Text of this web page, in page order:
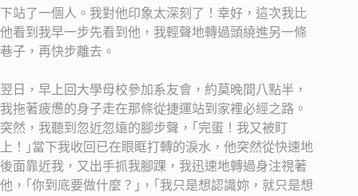
下站了一個人。我對他印象太深刻了！幸好，這次我比
他看到我早一步先看到他，我輕聲地轉過頭繞進另一條
巷子，再快步離去。
翌日，早上回大學母校參加系友會，約莫晚間八點半，
我拖著疲憊的身子走在那條從捷運站到家裡必經之路。
突然，我聽到忽近忽遠的腳步聲，｢完蛋！我又被盯
上！｣當下我收回已在眼眶打轉的淚水，他突然從快速地
後面靠近我，又出手抓我腳踝，我迅速地轉過身注視著
他，｢你到底要做什麼？｣，｢我只是想認識妳，就只是想